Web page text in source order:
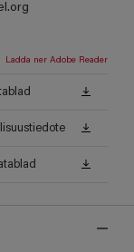
Ladda ner Adobe Reader